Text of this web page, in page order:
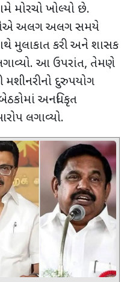
મોરચો ખોલ્યો છે.
અલગ અલગ સમયે
મુલાકાત કરી અને શાસક
આ ઉપરાંત, તેમણે
મશીનરીનો દુરુપયોગ
અનધિકૃત
લગાવ્યો.